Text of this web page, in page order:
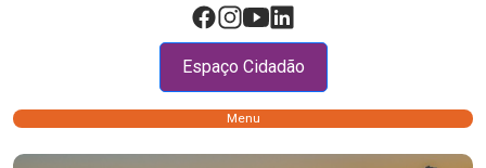
Espaço Cidadão
Menu